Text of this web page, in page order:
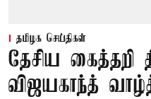
தமிழக செய்திகள்
தேசிய கைத்தறி
விஜயகாந்த்